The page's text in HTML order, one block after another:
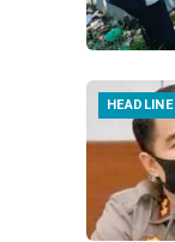
HEADLINE